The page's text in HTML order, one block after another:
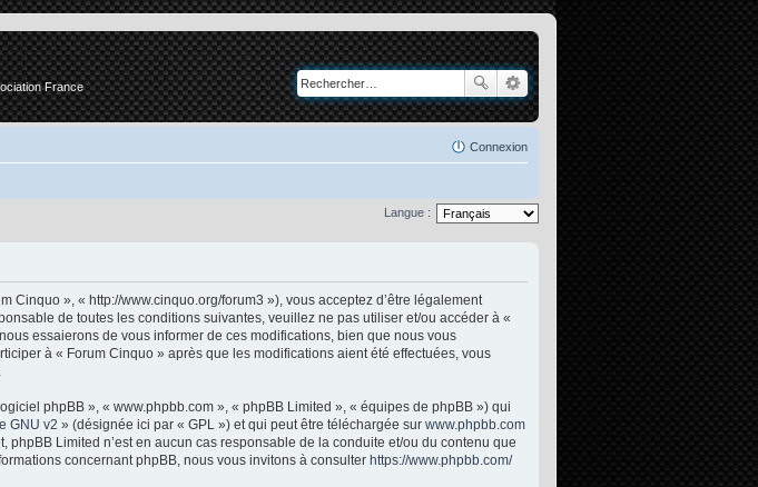
France
Connexion
Langue :
Cinquo », « http://www.cinquo.org/forum3 »), vous acceptez d’être légalement
de toutes les conditions suivantes, veuillez ne pas utiliser et/ou accéder à «
essaierons de vous informer de ces modifications, bien que nous vous
à « Forum Cinquo » après que les modifications aient été effectuées, vous
phpBB », « www.phpbb.com », « phpBB Limited », « équipes de phpBB ») qui
GNU v2 » (désignée ici par « GPL ») et qui peut être téléchargée sur www.phpbb.com
Limited n’est en aucun cas responsable de la conduite et/ou du contenu que
concernant phpBB, nous vous invitons à consulter https://www.phpbb.com/